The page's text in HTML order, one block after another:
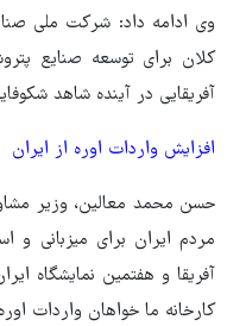
وی ادامه داد: شرکت ملی
کلان برای توسعه صنایع
آفریقایی در آینده شاهد
افزایش واردات اوره از ایران
حسن محمد معالین، وزیر
مردم ایران برای میزبانی و
آفریقا و هفتمین نمایشگاه
کارخانه ما خواهان واردات